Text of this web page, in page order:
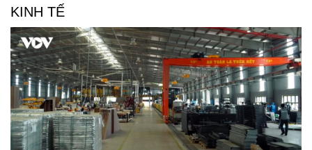
KINH TẾ